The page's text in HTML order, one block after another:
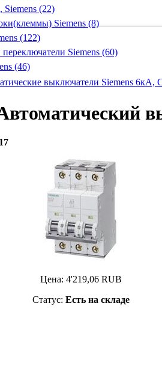
Siemens (22)
Siemens (8)
(122)
Siemens (60)
(46)
выключатели Siemens 6кА,
Цена: 4'219,06RUB
Статус: Есть на складе